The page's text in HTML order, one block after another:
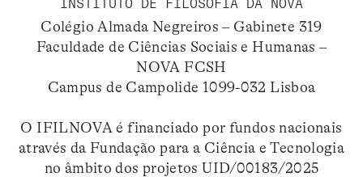
INSTITUTO DE FILOSOFIA DA NOVA
Colégio Almada Negreiros – Gabinete 319
Faculdade de Ciências Sociais e Humanas –
NOVA FCSH
Campus de Campolide 1099-032 Lisboa
O IFILNOVA é financiado por fundos nacionais
através da Fundação para a Ciência e Tecnologia
no âmbito dos projetos UID/00183/2025